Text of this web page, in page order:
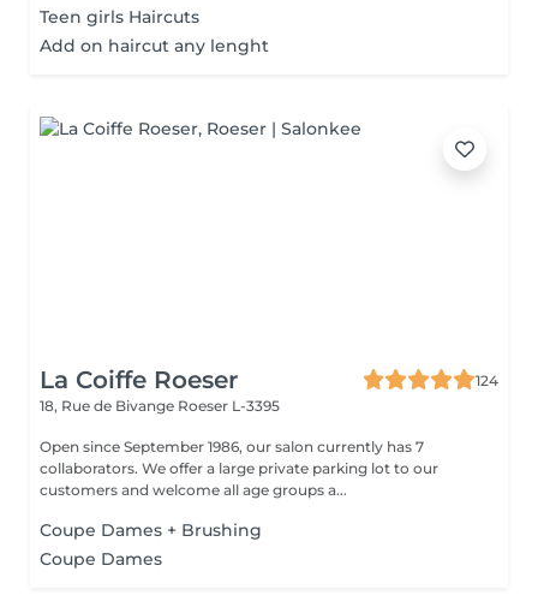
Teen girls Haircuts
Add on haircut any lenght
La Coiffe Roeser
124
18, Rue de Bivange Roeser L-3395
Open since September 1986, our salon currently has 7
collaborators. We offer a large private parking lot to our
customers and welcome all age groups a...
Coupe Dames + Brushing
Coupe Dames